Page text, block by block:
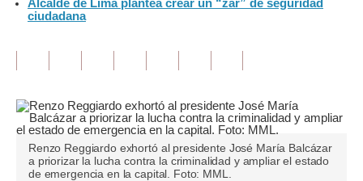
Inmobiliarias
Opinión
Editorial
Blogs
Alcalde de Lima plantea crear un “zar” de seguridad
ciudadana
Renzo Reggiardo exhortó al presidente José María Balcázar
a priorizar la lucha contra la criminalidad y ampliar el estado
de emergencia en la capital. Foto: MML.